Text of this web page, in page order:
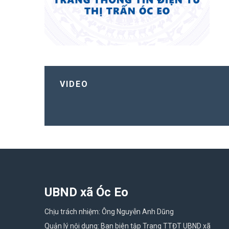
VIDEO
UBND xã Óc Eo
Chịu trách nhiệm: Ông Nguyễn Anh Dũng
Quản lý nội dung: Ban biên tập Trang TTĐT UBND xã